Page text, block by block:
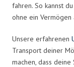
fahren. So kannst
ohne ein Vermögen
Unsere erfahrenen
Transport deiner
machen, dass